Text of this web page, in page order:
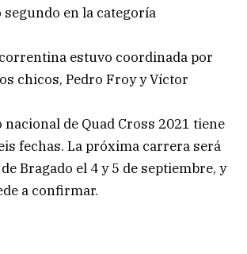
en la categoría
estuvo coordinada por
chicos, Pedro Froy y Víctor
nacional de Quad Cross 2021 tiene
fechas. La próxima carrera será
Bragado el 4 y 5 de septiembre, y
a confirmar.